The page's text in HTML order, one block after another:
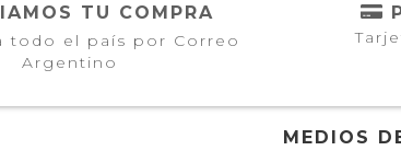
TU COMPRA
todo el país por Correo
Argentino
MEDIOS